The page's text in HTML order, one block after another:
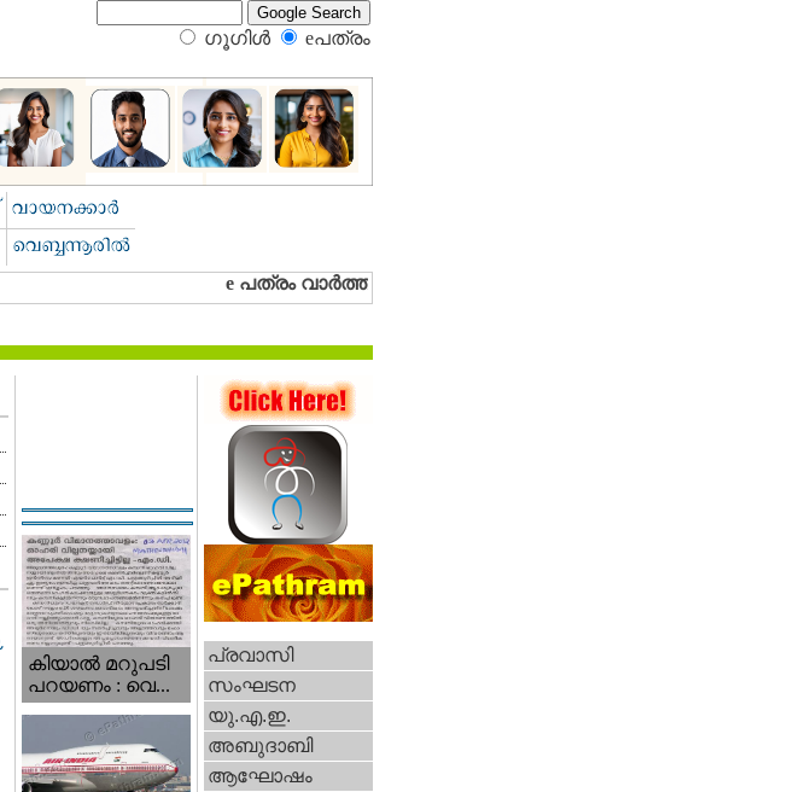
ഗൂഗിള്‍ eപത്രം‍
കിയാല്‍ മറുപടി
പറയണം : വെ...
പ്രവാസി
സംഘടന
യു.എ.ഇ.
അബുദാബി
ആഘോഷം